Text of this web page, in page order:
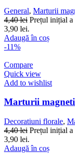
General, Marturii
4,40lei Prețul inițial a
3,90 lei.
Adaugă în coș
-11%
Compare
Quick view
Add to wishlist
Marturii
Decoratiuni florale,
4,40lei Prețul inițial a
3,90 lei.
Adaugă în coș